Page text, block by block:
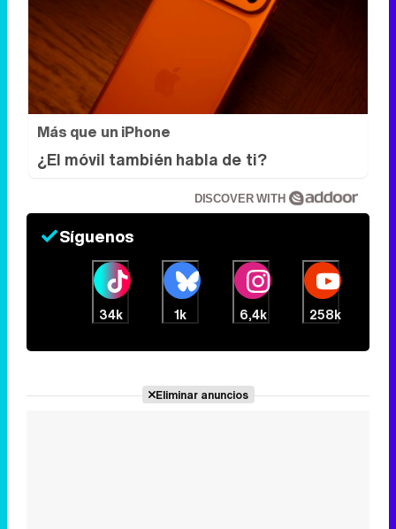
Más que un iPhone
¿El móvil también habla de ti?
DISCOVER WITH
Síguenos
34k 1k 6,4k 258k
Eliminar anuncios